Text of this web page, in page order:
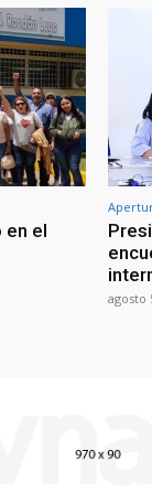
en el
agosto